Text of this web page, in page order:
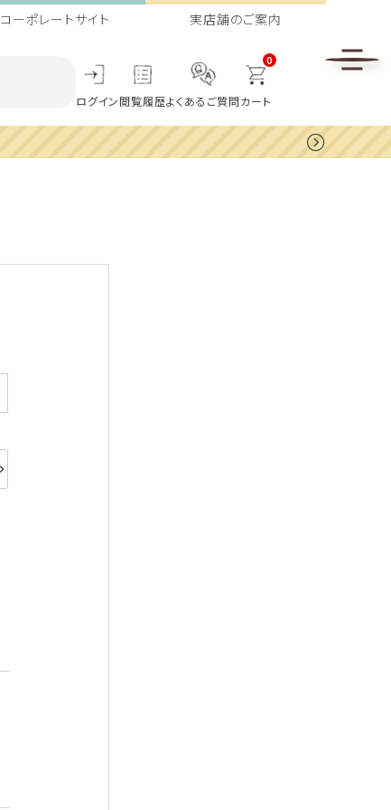
コーポレートサイト 実店舗のご案内
ログイン閲覧履歴よくあるご質問
0
カート